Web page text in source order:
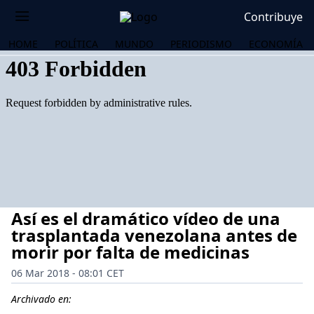
Contribuye
HOME POLÍTICA MUNDO PERIODISMO ECONOMÍA
Así es el dramático vídeo de una
trasplantada venezolana antes de
morir por falta de medicinas
06 Mar 2018 - 08:01 CET
Archivado en: